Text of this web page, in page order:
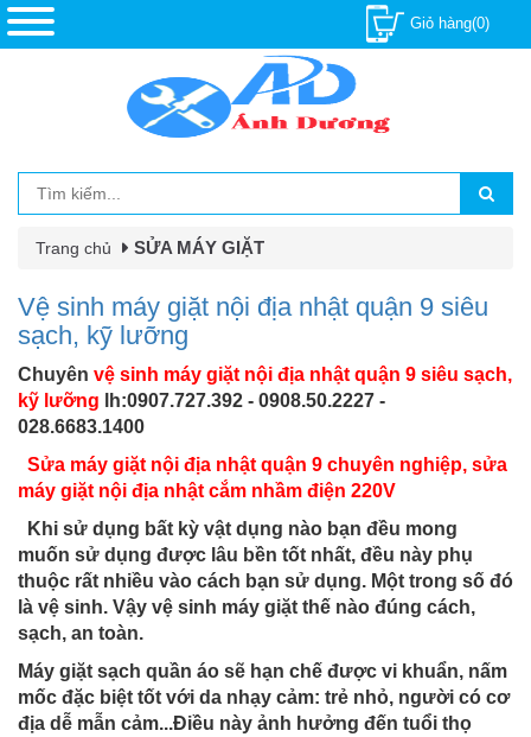
Giỏ hàng(0)
Trang chủ SỬA MÁY GIẶT
Vệ sinh máy giặt nội địa nhật quận 9 siêu
sạch, kỹ lưỡng
Chuyên vệ sinh máy giặt nội địa nhật quận 9 siêu sạch,
kỹ lưỡng lh:0907.727.392 - 0908.50.2227 -
028.6683.1400
Sửa máy giặt nội địa nhật quận 9 chuyên nghiệp, sửa
máy giặt nội địa nhật cắm nhầm điện 220V
Khi sử dụng bất kỳ vật dụng nào bạn đều mong
muốn sử dụng được lâu bền tốt nhất, đều này phụ
thuộc rất nhiều vào cách bạn sử dụng. Một trong số đó
là vệ sinh. Vậy vệ sinh máy giặt thế nào đúng cách,
sạch, an toàn.
Máy giặt sạch quần áo sẽ hạn chế được vi khuẩn, nấm
mốc đặc biệt tốt với da nhạy cảm: trẻ nhỏ, người có cơ
địa dễ mẫn cảm...Điều này ảnh hưởng đến tuổi thọ